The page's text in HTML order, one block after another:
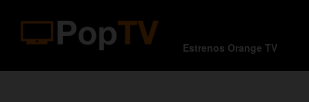
Estrenos Orange TV